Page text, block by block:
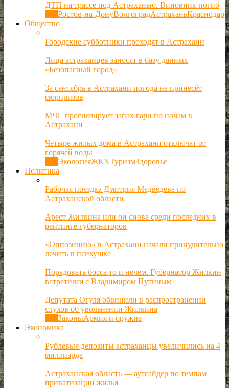
ДТП на трассе под Астраханью. Виновник погиб
Ростов-на-ДонуВолгоградАстраханьКраснодар
Общество
Городские субботники проходят в Астрахани
Лица астраханцев заносят в базу данных
«Безопасный город»
За сентябрь в Астрахани погода не принесёт
сюрпризов
МЧС прогнозирует запах гари по ночам в
Астрахани
Четыре жилых дома в Астрахани отключат от
горячей воды
ЭкологияЖКХТуризмЗдоровье
Политика
Рабочая поездка Дмитрия Медведева по
Астраханской области
Арест Жилкина или он снова среди последних в
рейтинге губернаторов
«Оппозицию» в Астрахани начали принудительно
лечить в психушке
Порадовать босса то и нечем. Губернатор Жилкин
встретился с Владимиром Путиным
Депутата Огуля обвинили в распространении
слухов об увольнении Жилкина
ЗаконыАрмия и оружие
Экономика
Рублевые депозиты астраханцы увеличились на 4
миллиарда
Астраханская область — аутсайдер по темпам
приватизации жилья